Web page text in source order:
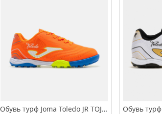
Обувь турф Joma Toledo JR TOJS.2608.TF